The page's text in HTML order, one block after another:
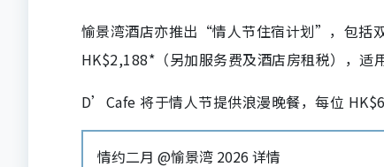
愉景湾酒店亦推出“情人节住宿计划”，包括
HK$2,188*（另加服务费及酒店房租税），适
D’Cafe 将于情人节提供浪漫晚餐，每位
情约二月 @愉景湾 2026 详情